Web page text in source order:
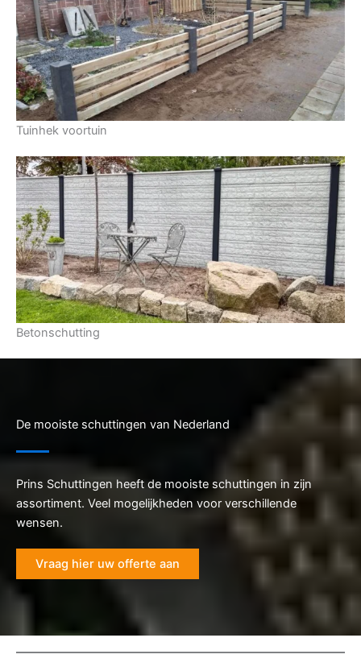
Tuinhek voortuin
Betonschutting
De mooiste schuttingen van Nederland
Prins Schuttingen heeft de mooiste schuttingen in zijn
assortiment. Veel mogelijkheden voor verschillende
wensen.
Vraag hier uw offerte aan